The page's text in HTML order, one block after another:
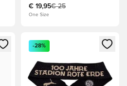
€ 19,95€ 25
One Size
te loggen of je aan te melden als
Opent een venster om in te
-28%